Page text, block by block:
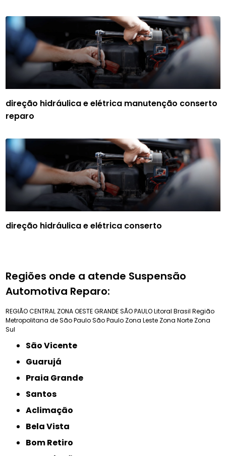
direção hidráulica e elétrica manutenção conserto
reparo
direção hidráulica e elétrica conserto
Regiões onde a atende Suspensão
Automotiva Reparo:
REGIÃO CENTRAL ZONA OESTEGRANDE SÃO PAULOLitoral Brasil Região
Metropolitana de São PauloSão Paulo Zona Leste Zona Norte Zona
Sul
São Vicente
Guarujá
Praia Grande
Santos
Aclimação
Bela Vista
Bom Retiro